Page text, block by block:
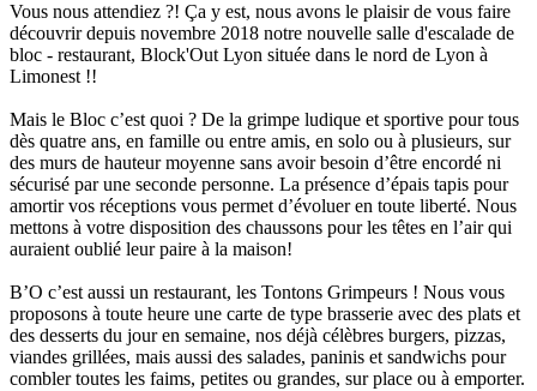
Vous nous attendiez ?! Ça y est, nous avons le plaisir de vous faire
découvrir depuis novembre 2018 notre nouvelle salle d'escalade de
bloc - restaurant, Block'Out Lyon située dans le nord de Lyon à
Limonest !!
Mais le Bloc c’est quoi ? De la grimpe ludique et sportive pour tous
dès quatre ans, en famille ou entre amis, en solo ou à plusieurs, sur
des murs de hauteur moyenne sans avoir besoin d’être encordé ni
sécurisé par une seconde personne. La présence d’épais tapis pour
amortir vos réceptions vous permet d’évoluer en toute liberté. Nous
mettons à votre disposition des chaussons pour les têtes en l’air qui
auraient oublié leur paire à la maison!
B’O c’est aussi un restaurant, les Tontons Grimpeurs ! Nous vous
proposons à toute heure une carte de type brasserie avec des plats et
des desserts du jour en semaine, nos déjà célèbres burgers, pizzas,
viandes grillées, mais aussi des salades, paninis et sandwichs pour
combler toutes les faims, petites ou grandes, sur place ou à emporter.